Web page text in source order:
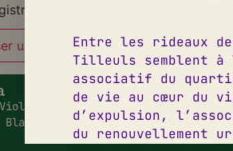
mon nom, mon e-mail et mon
Le Duc,
Blanc Mesnil
09 50
Entre les rideaux
Tilleuls semblent
associatif du
de vie au cœur du
d’expulsion,
du renouvellement